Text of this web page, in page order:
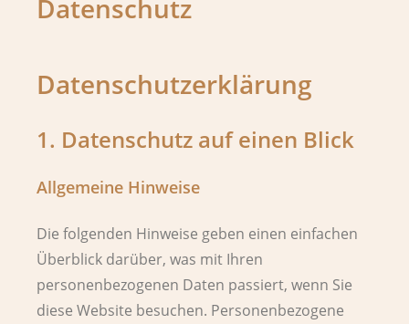
Datenschutz
Datenschutz­erklärung
1. Datenschutz auf einen Blick
Allgemeine Hinweise
Die folgenden Hinweise geben einen einfachen
Überblick darüber, was mit Ihren
personenbezogenen Daten passiert, wenn Sie
diese Website besuchen. Personenbezogene